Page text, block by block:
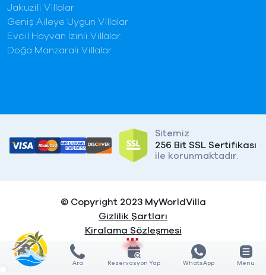
Jakuzili Villalar
Geniş Aileye Uygun Villalar
Evcil Hayvan İzinli Villalar
Doğa Manzaralı Villalar
Sitemiz
256 Bit SSL Sertifikası
ile korunmaktadır.
© Copyright 2023 MyWorldVilla
Gizlilik Şartları
Kiralama Sözleşmesi
Ara Rezervasyon Yap WhatsApp Menu